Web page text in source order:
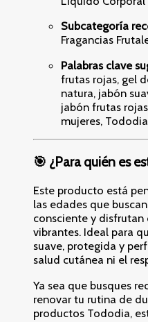
Subcategoría
Fragancias
Palabras clave
frutas rojas, gel
natura, jabón
jabón frutas
mujeres,
🎯 ¿Para quién es
Este producto está
las edades que
consciente y
vibrantes. Ideal para
suave, protegida y
salud cutánea ni el
Ya sea que busques
renovar tu rutina de
productos Tododia,